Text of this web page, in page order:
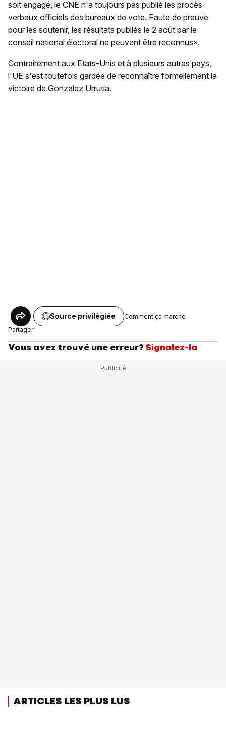
soit engagé, le CNE n'a toujours pas publié les procès-
verbaux officiels des bureaux de vote. Faute de preuve
pour les soutenir, les résultats publiés le 2 août par le
conseil national électoral ne peuvent être reconnus».
Contrairement aux Etats-Unis et à plusieurs autres pays,
l'UE s'est toutefois gardée de reconnaître formellement la
victoire de Gonzalez Urrutia.
Partager
Source privilégiée Comment ça marche
Vous avez trouvé une erreur? Signalez-la
ARTICLES LES PLUS LUS